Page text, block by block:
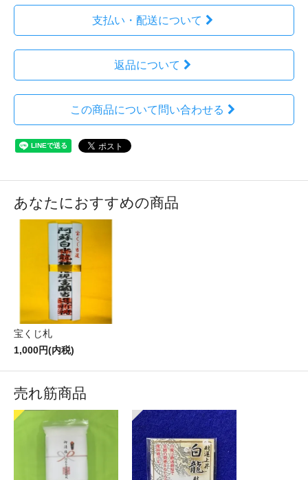
支払い・配送について
返品について
この商品について問い合わせる
あなたにおすすめの商品
宝くじ札
1,000円(内税)
売れ筋商品